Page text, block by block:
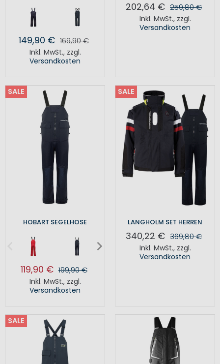
149,90 € 169,90 €
Inkl. MwSt., zzgl.
Versandkosten
202,64 € 259,80 €
Inkl. MwSt., zzgl.
Versandkosten
SALE
HOBART SEGELHOSE
119,90 € 199,90 €
Inkl. MwSt., zzgl.
Versandkosten
SALE
LANGHOLM SET HERREN
340,22 € 369,80 €
Inkl. MwSt., zzgl.
Versandkosten
SALE